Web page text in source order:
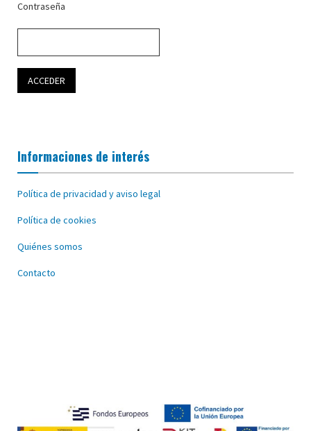
Contraseña
Informaciones de interés
Política de privacidad y aviso legal
Política de cookies
Quiénes somos
Contacto